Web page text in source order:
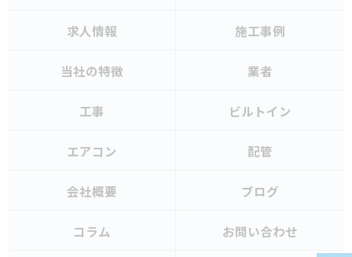
求人情報 施工事例
当社の特徴 業者
工事 ビルトイン
エアコン 配管
会社概要 ブログ
コラム お問い合わせ